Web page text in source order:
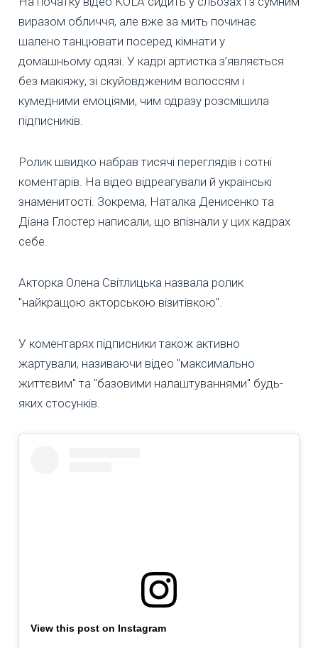
виразом обличчя, але вже за мить починає
шалено танцювати посеред кімнати у
домашньому одязі. У кадрі артистка з’являється
без макіяжу, зі скуйовдженим волоссям і
кумедними емоціями, чим одразу розсмішила
підписників.
Ролик швидко набрав тисячі переглядів і сотні
коментарів. На відео відреагували й українські
знаменитості. Зокрема, Наталка Денисенко та
Діана Глостер написали, що впізнали у цих кадрах
себе.
Акторка Олена Світлицька назвала ролик
"найкращою акторською візитівкою".
У коментарях підписники також активно
жартували, називаючи відео "максимально
життєвим" та "базовими налаштуваннями" будь-
яких стосунків.
View this post on Instagram